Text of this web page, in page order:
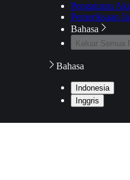
Pengaturan
Pemeriksaan
Bahasa
Keluar Semua
Bahasa
Indonesia
Inggris